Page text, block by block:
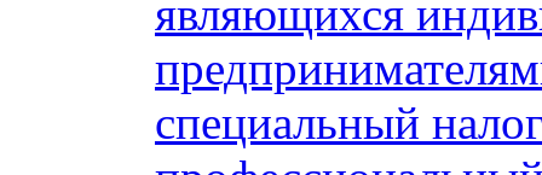
являющихся
специальный